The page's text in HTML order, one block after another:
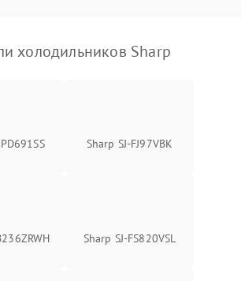
холодильников Sharp
Sharp SJ-FJ97VBK
Sharp SJ-FS820VSL